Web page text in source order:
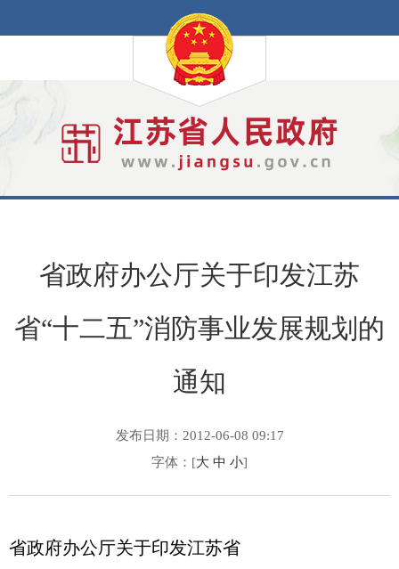
省政府办公厅关于印发江苏
省“十二五”消防事业发展规划的
通知
发布日期：2012-06-08 09:17
字体：[大 中 小]
省政府办公厅关于印发江苏省